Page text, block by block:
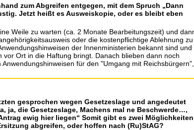
zum Abgreifen entgegen, mit dem Spruch „Dann
Jetzt heißt es Ausweiskopie, oder es bleibt eben
Weile zu warten (ca. 2 Monate Bearbeitungszeit) und
oder die kostenpflichtige Ablehnung zu
der Innenministerien bekannt sind und
Ort in die Haftung bringt. Danach blieben dann noch
für den "Umgang mit Reichsbürgern",
gesprochen wegen Gesetzeslage und angedeutet
ja, die Gesetzeslage, Machens mal ne Beschwerde…,
ewig hier liegen“ Somit gibt es zwei
abgreifen, oder hoffen nach (Ru)StAG?